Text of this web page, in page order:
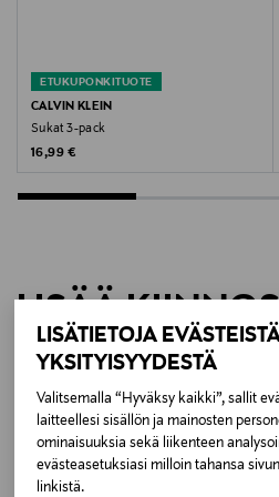
LISÄTIETOJA
YKSITYISYYDESTÄ
Valitsemalla “Hyväksy kaikki”, sallit
laitteellesi sisällön ja mainosten
ominaisuuksia sekä liikenteen
evästeasetuksiasi milloin tahansa
linkistä.
701228805
Valmistaja
Calvin Klein Europe B.V.
service.eu@calvinklein.com
Avainsanat
sukat, puuvillasukat, Calvin
ETUKUPONKITUOTE
CALVIN KLEIN
Sukat 3-pack
Original Price
16,99 €
LISÄÄ
TUOTTEITA